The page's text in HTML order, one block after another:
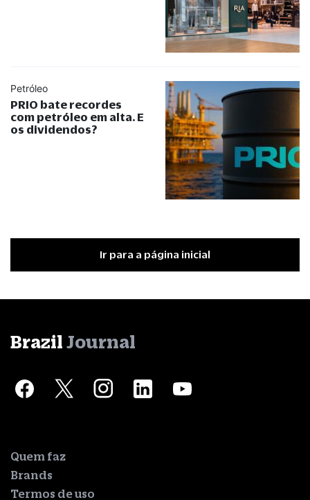
Petróleo
PRIO bate recordes
com petróleo em alta. E
os dividendos?
Ir para a página inicial
Brazil Journal
Quem faz
Brands
Termos de uso